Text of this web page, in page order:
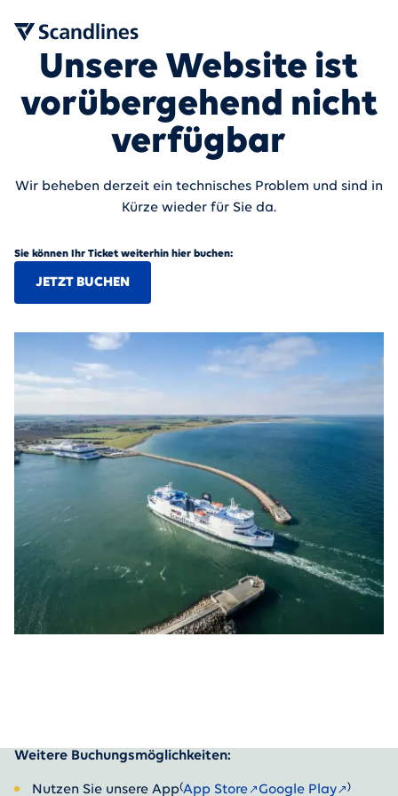
Unsere Website ist
vorübergehend nicht
verfügbar
Wir beheben derzeit ein technisches Problem und sind in
Kürze wieder für Sie da.
Sie können Ihr Ticket weiterhin hier buchen:
JETZT BUCHEN
Weitere Buchungsmöglichkeiten:
Nutzen Sie unsere App(App Store Google Play )